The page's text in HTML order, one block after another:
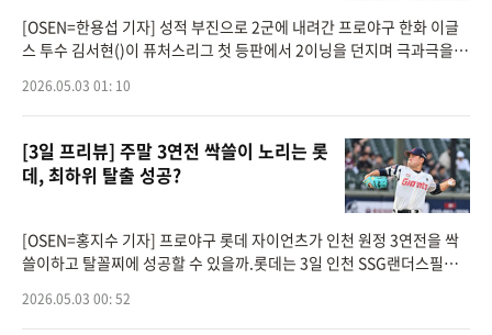
[OSEN=한용섭 기자] 성적 부진으로 2군에 내려간 프로야구 한화 이글
스 투수 김서현()이 퓨처스리그 첫 등판에서 2이닝을 던지며 극과극을
026 퓨처스리그 두
2026.05.03 01: 10
[3일 프리뷰] 주말 3연전 싹쓸이 노리는 롯
데, 최하위 탈출 성공?
[OSEN=홍지수 기자] 프로야구 롯데 자이언츠가 인천 원정 3연전을 싹
쓸이하고 탈꼴찌에 성공할 수 있을까.롯데는 3일 인천 SSG랜더스필드
치른다. 지난 5경기 상대 전적은
2026.05.03 00: 52